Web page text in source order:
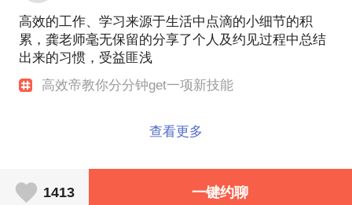
高效的工作、学习来源于生活中点滴的小细节的积
累，龚老师毫无保留的分享了个人及约见过程中总结
出来的习惯，受益匪浅
高效帝教你分分钟get一项新技能
查看更多
1413 一键约聊